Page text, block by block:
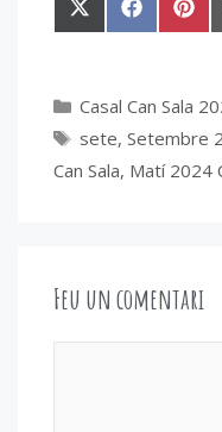
Share
on
Share
on on
Categories
Casal Can Sala
Etiquetes
sete, Setembre
Can Sala, Matí 2024
Feu un comentari